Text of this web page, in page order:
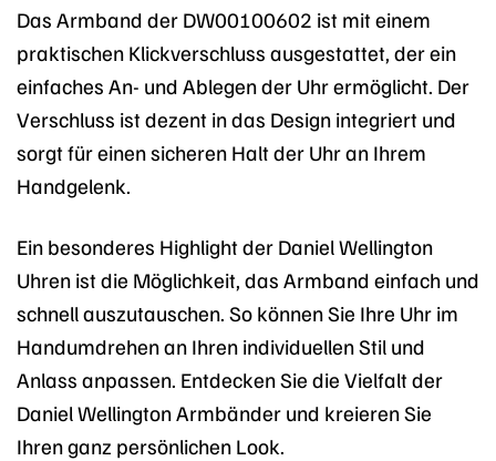
Das Armband der DW00100602 ist mit einem
praktischen Klickverschluss ausgestattet, der ein
einfaches An- und Ablegen der Uhr ermöglicht. Der
Verschluss ist dezent in das Design integriert und
sorgt für einen sicheren Halt der Uhr an Ihrem
Handgelenk.
Ein besonderes Highlight der Daniel Wellington
Uhren ist die Möglichkeit, das Armband einfach und
schnell auszutauschen. So können Sie Ihre Uhr im
Handumdrehen an Ihren individuellen Stil und
Anlass anpassen. Entdecken Sie die Vielfalt der
Daniel Wellington Armbänder und kreieren Sie
Ihren ganz persönlichen Look.